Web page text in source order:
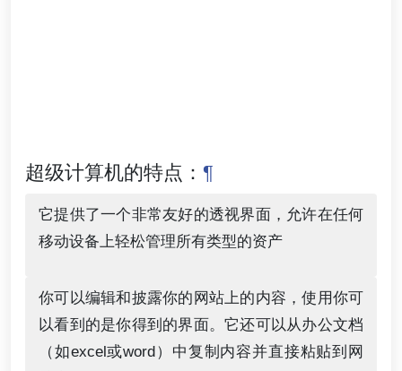
超级计算机的特点： ¶
它提供了一个非常友好的透视界面，允许在任何
移动设备上轻松管理所有类型的资产
你可以编辑和披露你的网站上的内容，使用你可
以看到的是你得到的界面。它还可以从办公文档
（如excel或word）中复制内容并直接粘贴到网